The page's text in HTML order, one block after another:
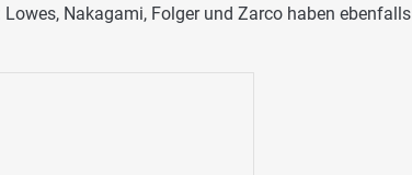
Nakagami, Folger und Zarco haben ebenfalls